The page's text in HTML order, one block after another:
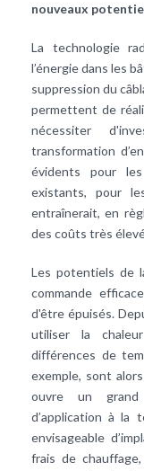
nouveaux
La technologie
l’énergie dans les
suppression du
permettent de
nécessiter
transformation
évidents pour
existants, pour
entraînerait, en
des coûts très
Les potentiels de
commande
d'être épuisés.
utiliser la
différences de
exemple, sont
ouvre un grand
d’application à la
envisageable
frais de